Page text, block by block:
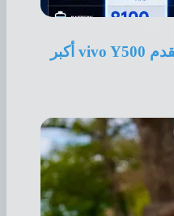
قوة تدوم طوال اليوم.. كيف يقدم vivo Y500 أكبر